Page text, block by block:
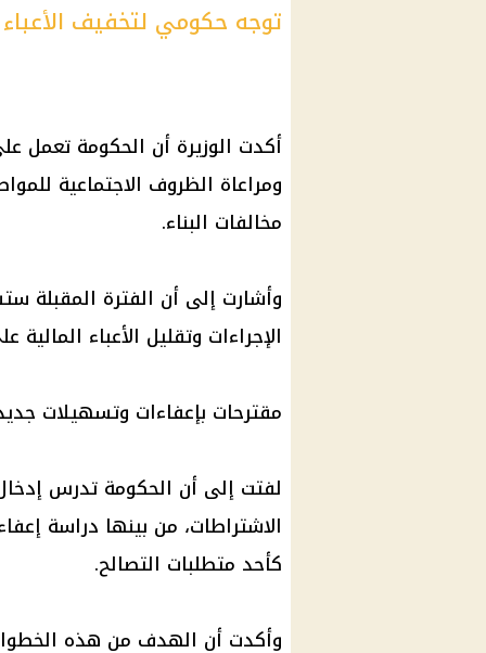
توجه حكومي لتخفيف
أكدت الوزيرة أن الحكومة تعمل
ومراعاة الظروف الاجتماعية
مخالفات البناء.
وأشارت إلى أن الفترة
الإجراءات وتقليل الأعباء المالية
مقترحات بإعفاءات وتسهيلات
لفتت إلى أن الحكومة تدرس
الاشتراطات، من بينها دراسة
كأحد متطلبات التصالح.
وأكدت أن الهدف من هذه